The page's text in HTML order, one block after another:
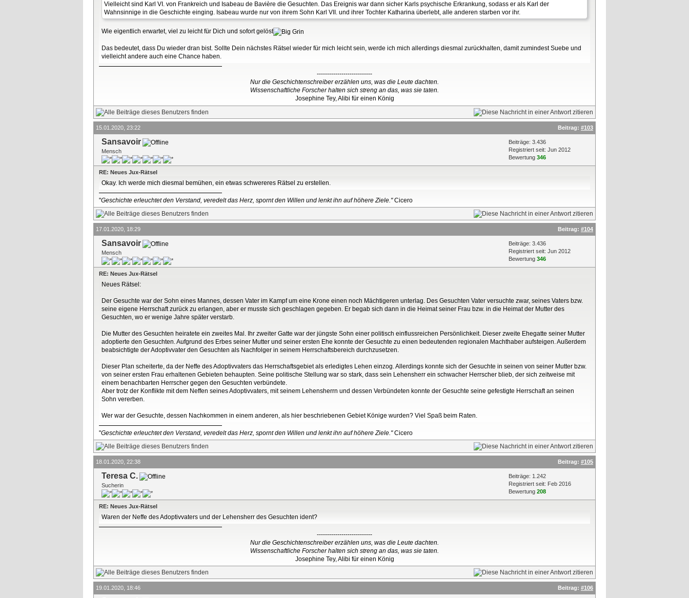
Vielleicht sind Karl VI. von Frankreich und Isabeau de Bavière die Gesuchten. Das Ereignis war dann sicher Karls psychische Erkrankung, sodass er als Karl der
Wahnsinnige in die Geschichte einging. Isabeau wurde nur von ihrem Sohn Karl VII. und ihrer Tochter Katharina überlebt, alle anderen starben vor ihr.
Wie eigentlich erwartet, viel zu leicht für Dich und sofort gelöst
Das bedeutet, dass Du wieder dran bist. Sollte Dein nächstes Rätsel wieder für mich leicht sein, werde ich mich allerdings diesmal zurückhalten, damit zumindest Suebe und
vielleicht andere auch eine Chance haben.
---------------------------
Nur die Geschichtenschreiber erzählen uns, was die Leute dachten.
Wissenschaftliche Forscher halten sich streng an das, was sie taten.
Josephine Tey, Alibi für einen König
15.01.2020, 23:22 Beitrag: #103
Sansavoir
Mensch
Beiträge: 3.436
Registriert seit: Jun 2012
Bewertung 346
RE: Neues Jux-Rätsel
Okay. Ich werde mich diesmal bemühen, ein etwas schwereres Rätsel zu erstellen.
"Geschichte erleuchtet den Verstand, veredelt das Herz, spornt den Willen und lenkt ihn auf höhere Ziele."Cicero
17.01.2020, 18:29 Beitrag: #104
Sansavoir
Mensch
Beiträge: 3.436
Registriert seit: Jun 2012
Bewertung 346
RE: Neues Jux-Rätsel
Neues Rätsel:
Der Gesuchte war der Sohn eines Mannes, dessen Vater im Kampf um eine Krone einen noch Mächtigeren unterlag. Des Gesuchten Vater versuchte zwar, seines Vaters bzw.
seine eigene Herrschaft zurück zu erlangen, aber er musste sich geschlagen gegeben. Er begab sich dann in die Heimat seiner Frau bzw. in die Heimat der Mutter des
Gesuchten, wo er wenige Jahre später verstarb.
Die Mutter des Gesuchten heiratete ein zweites Mal. Ihr zweiter Gatte war der jüngste Sohn einer politisch einflussreichen Persönlichkeit. Dieser zweite Ehegatte seiner Mutter
adoptierte den Gesuchten. Aufgrund des Erbes seiner Mutter und seiner ersten Ehe konnte der Gesuchte zu einen bedeutenden regionalen Machthaber aufsteigen. Außerdem
beabsichtigte der Adoptivvater den Gesuchten als Nachfolger in seinem Herrschaftsbereich durchzusetzen.
Dieser Plan scheiterte, da der Neffe des Adoptivvaters das Herrschaftsgebiet als erledigtes Lehen einzog. Allerdings konnte sich der Gesuchte in seinen von seiner Mutter bzw.
von seiner ersten Frau erhaltenen Gebieten behaupten. Seine politische Stellung war so stark, dass sein Lehensherr ein schwacher Herrscher blieb, der sich zeitweise mit
einem benachbarten Herrscher gegen den Gesuchten verbündete.
Aber trotz der Konflikte mit dem Neffen seines Adoptivvaters, mit seinem Lehensherrn und dessen Verbündeten konnte der Gesuchte seine gefestigte Herrschaft an seinen
Sohn vererben.
Wer war der Gesuchte, dessen Nachkommen in einem anderen, als hier beschriebenen Gebiet Könige wurden? Viel Spaß beim Raten.
"Geschichte erleuchtet den Verstand, veredelt das Herz, spornt den Willen und lenkt ihn auf höhere Ziele."Cicero
18.01.2020, 22:38 Beitrag: #105
Teresa C.
Sucherin
Beiträge: 1.242
Registriert seit: Feb 2016
Bewertung 208
RE: Neues Jux-Rätsel
Waren der Neffe des Adoptivvaters und der Lehensherr des Gesuchten ident?
---------------------------
Nur die Geschichtenschreiber erzählen uns, was die Leute dachten.
Wissenschaftliche Forscher halten sich streng an das, was sie taten.
Josephine Tey, Alibi für einen König
19.01.2020, 18:46 Beitrag: #106